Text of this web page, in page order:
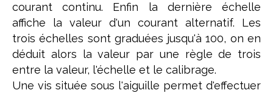
courant continu. Enfin la dernière échelle
affiche la valeur d'un courant alternatif. Les
trois échelles sont graduées jusqu'à 100, on en
déduit alors la valeur par une règle de trois
entre la valeur, l'échelle et le calibrage.
Une vis située sous l'aiguille permet d'effectuer